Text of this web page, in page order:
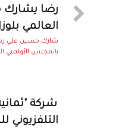
رضا يشارك
العالمي
شارك حسين علي
بالمجلس الأولمبي
شركة
التلفزيوني